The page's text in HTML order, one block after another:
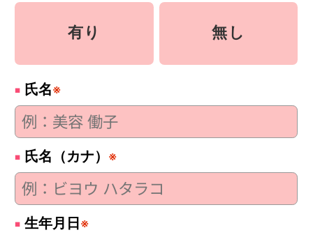
有り 無し
氏名※
氏名（カナ） ※
生年月日 ※